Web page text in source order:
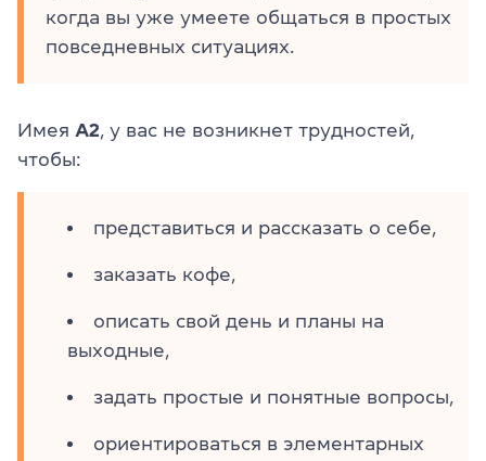
когда вы уже умеете общаться в простых
повседневных ситуациях.
Имея A2 , у вас не возникнет трудностей,
чтобы:
представиться и рассказать о себе,
заказать кофе,
описать свой день и планы на
выходные,
задать простые и понятные вопросы,
ориентироваться в элементарных